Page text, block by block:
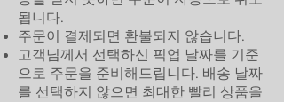
됩니다.
주문이 결제되면 환불되지 않습니다.
고객님께서 선택하신 픽업 날짜를 기준
으로 주문을 준비해드립니다. 배송 날짜
를 선택하지 않으면 최대한 빨리 상품을